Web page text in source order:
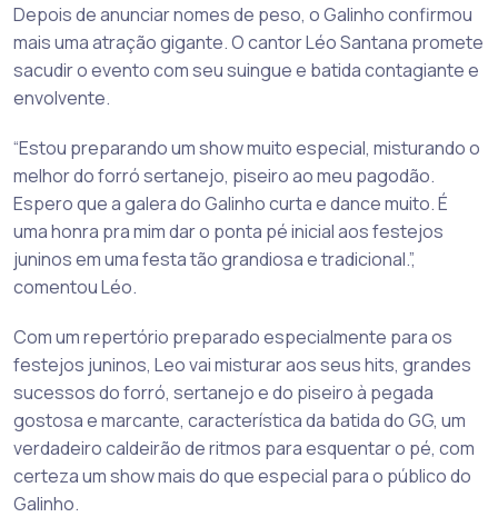
Depois de anunciar nomes de peso, o Galinho confirmou
mais uma atração gigante. O cantor Léo Santana promete
sacudir o evento com seu suingue e batida contagiante e
envolvente.
“Estou preparando um show muito especial, misturando o
melhor do forró sertanejo, piseiro ao meu pagodão.
Espero que a galera do Galinho curta e dance muito. É
uma honra pra mim dar o ponta pé inicial aos festejos
juninos em uma festa tão grandiosa e tradicional.”,
comentou Léo.
Com um repertório preparado especialmente para os
festejos juninos, Leo vai misturar aos seus hits, grandes
sucessos do forró, sertanejo e do piseiro à pegada
gostosa e marcante, característica da batida do GG, um
verdadeiro caldeirão de ritmos para esquentar o pé, com
certeza um show mais do que especial para o público do
Galinho.